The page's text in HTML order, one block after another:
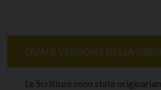
QUALE VERSIONE DELLA
Le Scritture sono state